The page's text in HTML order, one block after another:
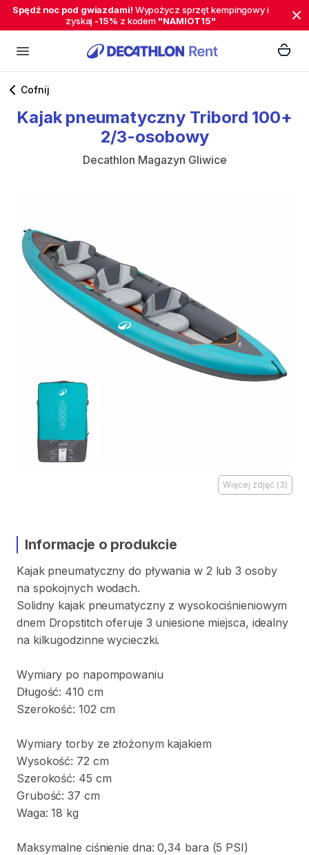
Spędź noc pod gwiazdami! Wypożycz sprzęt kempingowy i
zyskaj -15% z kodem "NAMIOT15"
Cofnij
Kajak pneumatyczny Tribord 100+
2​/​3-osobowy
Decathlon Magazyn Gliwice
Więcej zdjęć (3)
Informacje o produkcie
Kajak pneumatyczny do pływania w 2 lub 3 osoby
na spokojnych wodach.
Solidny kajak pneumatyczny z wysokociśnieniowym
dnem Dropstitch oferuje 3 uniesione miejsca​,​ idealny
na kilkugodzinne wycieczki.
Wymiary po napompowaniu
Długość: 410 cm
Szerokość: 102 cm
Wymiary torby ze złożonym kajakiem
Wysokość: 72 cm
Szerokość: 45 cm
Grubość: 37 cm
Waga: 18 kg
Maksymalne ciśnienie dna: 0​,​34 bara (5 PSI)